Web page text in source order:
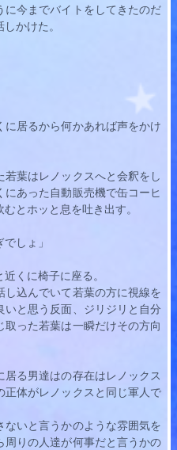
今までバイトをしてきたのだ
かけた。
居るから何かあれば声をかけ
若葉はレノックスへと会釈をし
あった自動販売機で缶コーヒ
とホッと息を吐き出す。
しょ」
近くに椅子に座る。
込んでいて若葉の方に視線を
と思う反面、ジリジリと自分
取った若葉は一瞬だけその方向
る男達はの存在はレノックス
正体がレノックスと同じ軍人で
ないと言うかのような雰囲気を
周りの人達が何事だと言うかの